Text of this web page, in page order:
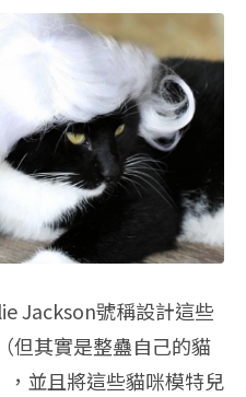
Jackson號稱設計這些
但其實是整蠱自己的貓
並且將這些貓咪模特兒